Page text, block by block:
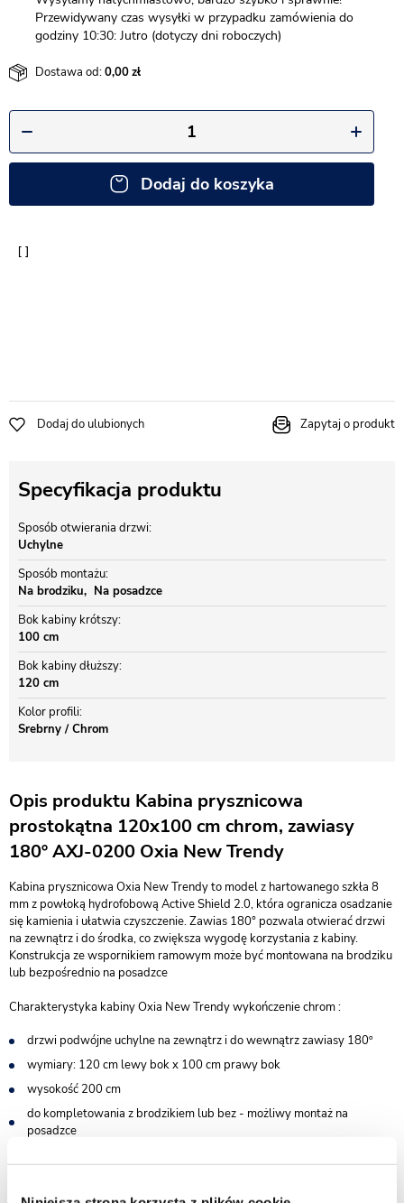
Przewidywany czas wysyłki w przypadku zamówienia do
godziny 10:30: Jutro (dotyczy dni roboczych)
Dostawa od:0,00
Dodaj do koszyka
Dodaj do ulubionych Zapytaj o produkt
Specyfikacja produktu
Sposób otwierania drzwi
Uchylne
Sposób montażu
Na brodziku
Na posadzce
Bok kabiny krótszy
100 cm
Bok kabiny dłuższy
120 cm
Kolor profili
Srebrny / Chrom
Opis produktu Kabina prysznicowa
prostokątna 120x100 cm chrom, zawiasy
180º AXJ-0200 Oxia New Trendy
Kabina prysznicowa Oxia New Trendy to model z hartowanego szkła 8
mm z powłoką hydrofobową Active Shield 2.0, która ogranicza osadzanie
się kamienia i ułatwia czyszczenie. Zawias 180° pozwala otwierać drzwi
na zewnątrz i do środka, co zwiększa wygodę korzystania z kabiny.
Konstrukcja ze wspornikiem ramowym może być montowana na brodziku
lub bezpośrednio na posadzce
Charakterystyka kabiny Oxia New Trendy wykończenie chrom :
drzwi podwójne uchylne na zewnątrz i do wewnątrz zawiasy 180º
wymiary: 120 cm lewy bok x 100 cm prawy bok
wysokość 200 cm
do kompletowania z brodzikiem lub bez - możliwy montaż na
posadzce